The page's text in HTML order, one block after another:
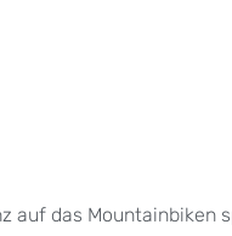
auf das Mountainbiken